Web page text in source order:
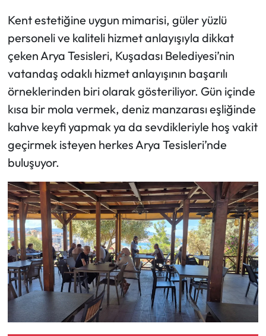
Kent estetiğine uygun mimarisi, güler yüzlü
personeli ve kaliteli hizmet anlayışıyla dikkat
çeken Arya Tesisleri, Kuşadası Belediyesi’nin
vatandaş odaklı hizmet anlayışının başarılı
örneklerinden biri olarak gösteriliyor. Gün içinde
kısa bir mola vermek, deniz manzarası eşliğinde
kahve keyfi yapmak ya da sevdikleriyle hoş vakit
geçirmek isteyen herkes Arya Tesisleri’nde
buluşuyor.